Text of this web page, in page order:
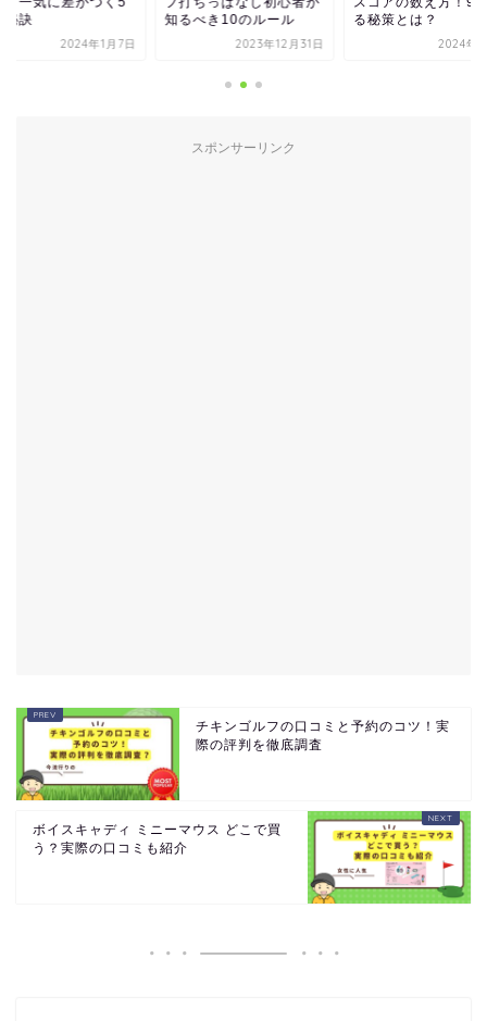
秘訣
2024年1月7日
知るべき10のルール
2023年12月31日
る秘策とは？
2024年1
スポンサーリンク
チキンゴルフの口コミと予約のコツ！実
際の評判を徹底調査
ボイスキャディ ミニーマウス どこで買
う？実際の口コミも紹介